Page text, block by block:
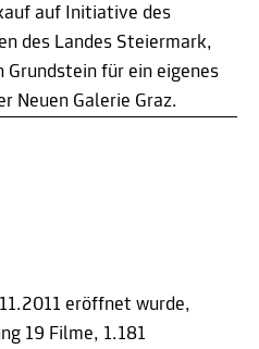
auf Initiative des
des Landes Steiermark,
Grundstein für ein eigenes
Neuen Galerie Graz.
eröffnet wurde,
19 Filme, 1.181